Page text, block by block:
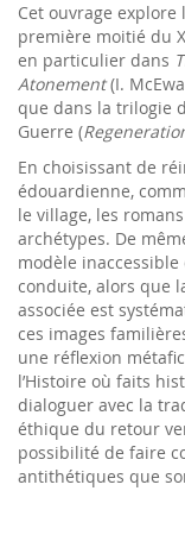
Cet ouvrage explore
première moitié du
en particulier dans
Atonement(I.
que dans la trilogie
Guerre (
En choisissant de
édouardienne,
le village, les
archétypes. De
modèle
conduite, alors que
associée est
ces images
une réflexion
l’Histoire où faits
dialoguer avec la
éthique du retour
possibilité de faire
antithétiques que